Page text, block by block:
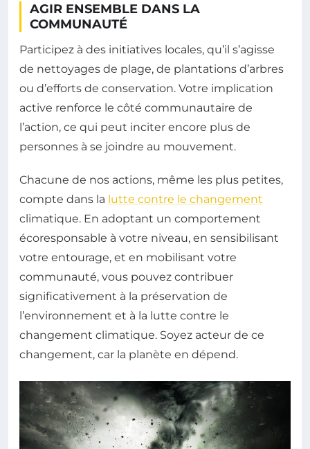
AGIR ENSEMBLE DANS LA
COMMUNAUTÉ
Participez à des initiatives locales, qu’il s’agisse
de nettoyages de plage, de plantations d’arbres
ou d’efforts de conservation. Votre implication
active renforce le côté communautaire de
l’action, ce qui peut inciter encore plus de
personnes à se joindre au mouvement.
Chacune de nos actions, même les plus petites,
compte dans la lutte contre le changement
climatique. En adoptant un comportement
écoresponsable à votre niveau, en sensibilisant
votre entourage, et en mobilisant votre
communauté, vous pouvez contribuer
significativement à la préservation de
l’environnement et à la lutte contre le
changement climatique. Soyez acteur de ce
changement, car la planète en dépend.